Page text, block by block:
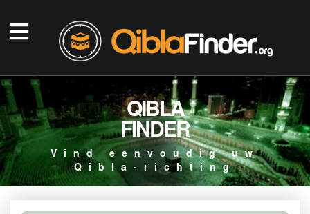
QIBLA
FINDER
Vind eenvoudig uw
Qibla-richting